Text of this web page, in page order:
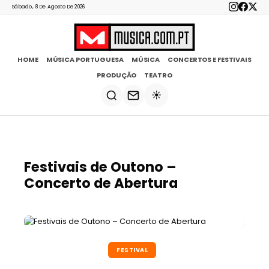
Sábado, 8 De Agosto De 2026
HOME MÚSICA PORTUGUESA MÚSICA
CONCERTOS E FESTIVAIS
PRODUÇÃO
TEATRO
☀️
Festivais de Outono –
Concerto de Abertura
FESTIVAL